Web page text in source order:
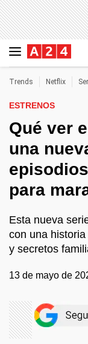
Trends Netflix
ESTRENOS
Qué ver
una
para
Esta nueva
con una
y secretos
13 de mayo de